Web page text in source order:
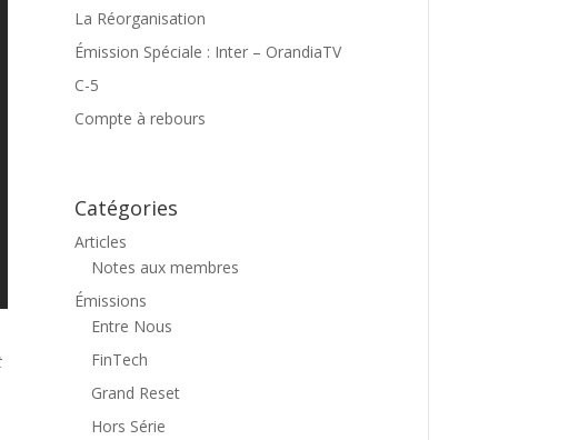
La Réorganisation
Émission Spéciale : Inter – OrandiaTV
C-5
Compte à rebours
Catégories
Articles
Notes aux membres
Émissions
Entre Nous
FinTech
Grand Reset
Hors Série